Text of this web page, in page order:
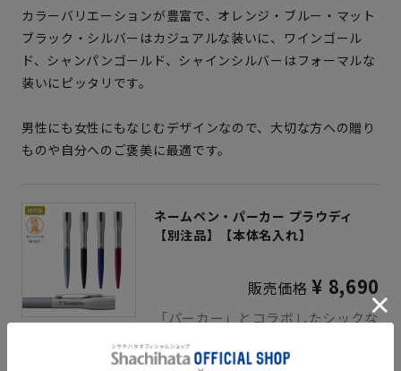
カラーバリエーションが豊富で、オレンジ・ブルー・マット
ブラック・シルバーはカジュアルな装いに、ワインゴール
ド、シャンパンゴールド、シャインシルバーはフォーマルな
装いにピッタリです。
男性にも女性にもなじむデザインなので、大切な方への贈り
ものや自分へのご褒美に最適です。
ネームペン・パーカー プラウディ
【別注品】【本体名入れ】
販売価格¥ 8,690
「パーカー」とコラボしたシックな